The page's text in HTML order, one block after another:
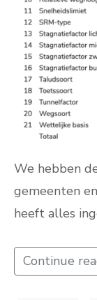
We hebben
gemeenten
heeft alles
Continue